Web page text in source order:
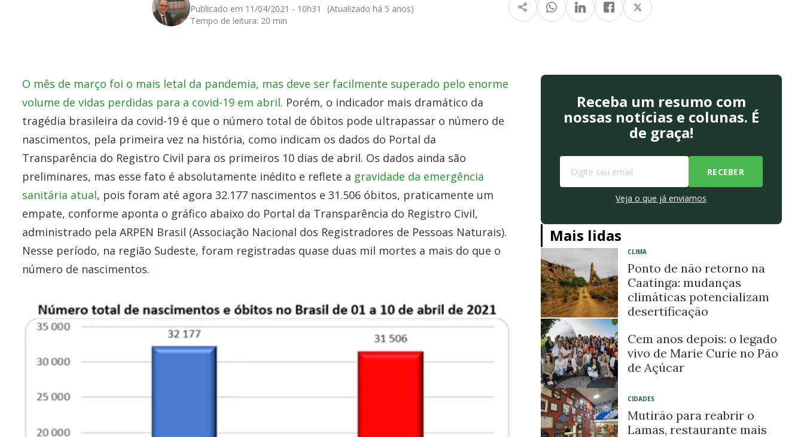
Publicado em 11/04/2021 - 10h31
(Atualizado há 5 anos)
Tempo de leitura: 20 min
O mês de março foi o mais letal da pandemia, mas deve ser facilmente superado pelo enorme
volume de vidas perdidas para a covid-19 em abril. Porém, o indicador mais dramático da
tragédia brasileira da covid-19 é que o número total de óbitos pode ultrapassar o número de
nascimentos, pela primeira vez na história, como indicam os dados do Portal da
Transparência do Registro Civil para os primeiros 10 dias de abril. Os dados ainda são
preliminares, mas esse fato é absolutamente inédito e reflete a gravidade da emergência
sanitária atual, pois foram até agora 32.177 nascimentos e 31.506 óbitos, praticamente um
empate, conforme aponta o gráfico abaixo do Portal da Transparência do Registro Civil,
administrado pela ARPEN Brasil (Associação Nacional dos Registradores de Pessoas Naturais).
Nesse período, na região Sudeste, foram registradas quase duas mil mortes a mais do que o
número de nascimentos.
Receba um resumo com
nossas notícias e colunas. É
de graça!
Veja o que já enviamos
Mais lidas
CLIMA
Ponto de não retorno na
Caatinga: mudanças
climáticas potencializam
desertificação
Cem anos depois: o legado
vivo de Marie Curie no Pão
de Açúcar
CIDADES
Mutirão para reabrir o
Lamas, restaurante mais